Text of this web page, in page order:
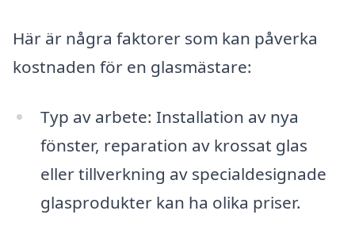
Här är några faktorer som kan påverka
kostnaden för en glasmästare:
Typ av arbete: Installation av nya
fönster, reparation av krossat glas
eller tillverkning av specialdesignade
glasprodukter kan ha olika priser.